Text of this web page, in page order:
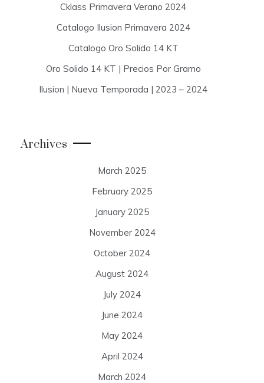
Cklass Primavera Verano 2024
Catalogo Ilusion Primavera 2024
Catalogo Oro Solido 14 KT
Oro Solido 14 KT | Precios Por Gramo
Ilusion | Nueva Temporada | 2023 – 2024
Archives
March 2025
February 2025
January 2025
November 2024
October 2024
August 2024
July 2024
June 2024
May 2024
April 2024
March 2024